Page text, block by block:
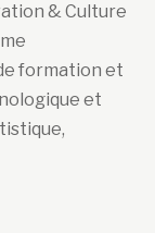
& Culture
formation et
et